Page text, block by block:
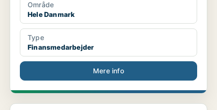
Område
Hele Danmark
Type
Finansmedarbejder
Mere info
Revisorassistent/Bogholder/Regnskabsansvarlig elle...